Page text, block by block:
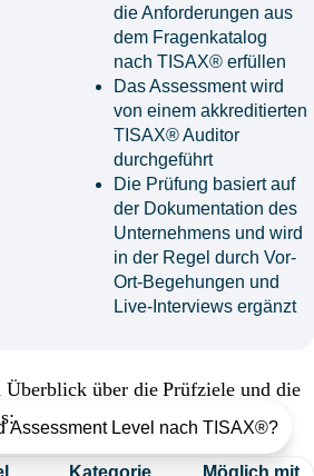
Assessment Level nach TISAX®?
die Anforderungen aus
dem Fragenkatalog
nach TISAX® erfüllen
Das Assessment wird
von einem akkreditierten
TISAX® Auditor
durchgeführt
Die Prüfung basiert auf
der Dokumentation des
Unternehmens und wird
in der Regel durch Vor-
Ort-Begehungen und
Live-Interviews ergänzt
Überblick über die Prüfziele und die